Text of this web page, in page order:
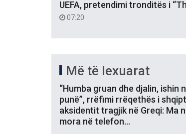
UEFA, pretendimi tronditës i
07:20
Më të lexuarat
“Humba gruan dhe djalin, ishin
punë”, rrëfimi rrëqethës i
aksidentit tragjik në Greqi: Ma
mora në telefon…